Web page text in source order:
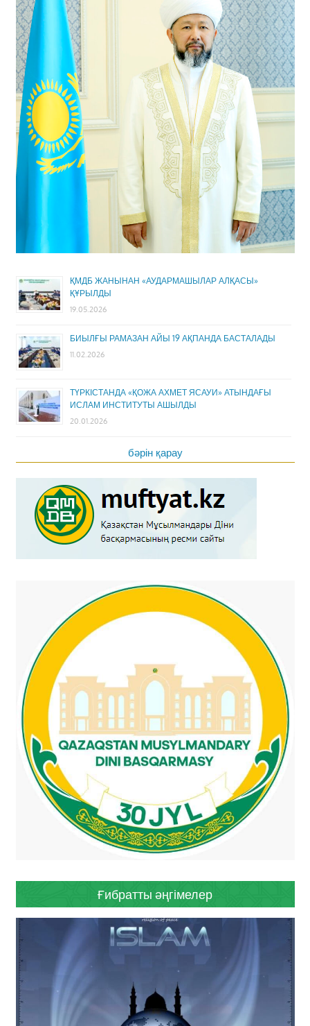
ҚМДБ ЖАНЫНАН «АУДАРМАШЫЛАР АЛҚАСЫ»
ҚҰРЫЛДЫ
19.05.2026
БИЫЛҒЫ РАМАЗАН АЙЫ 19 АҚПАНДА БАСТАЛАДЫ
11.02.2026
ТҮРКІСТАНДА «ҚОЖА АХМЕТ ЯСАУИ» АТЫНДАҒЫ
ИСЛАМ ИНСТИТУТЫ АШЫЛДЫ
20.01.2026
бәрін қарау
Ғибратты әңгімелер